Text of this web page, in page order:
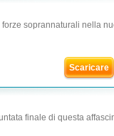
soprannaturali nella
Scaricare
finale di questa